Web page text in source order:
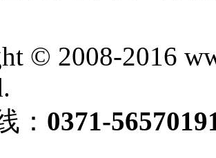
© 2008-2016
： 0371-